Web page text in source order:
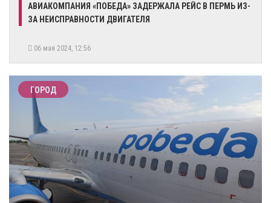
АВИАКОМПАНИЯ «ПОБЕДА» ЗАДЕРЖАЛА РЕЙС В ПЕРМЬ ИЗ-
ЗА НЕИСПРАВНОСТИ ДВИГАТЕЛЯ
06 мая 2024, 12:56
ГОРОД